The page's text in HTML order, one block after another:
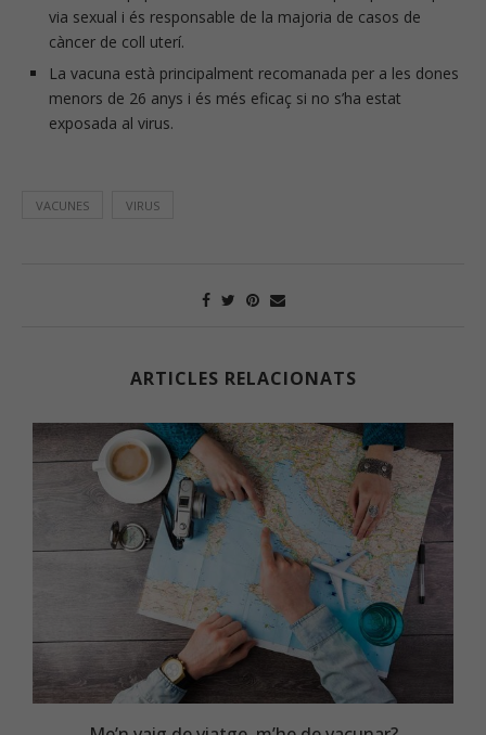
via sexual i és responsable de la majoria de casos de
càncer de coll uterí.
La vacuna està principalment recomanada per a les dones
menors de 26 anys i és més eficaç si no s’ha estat
exposada al virus.
VACUNES VIRUS
ARTICLES RELACIONATS